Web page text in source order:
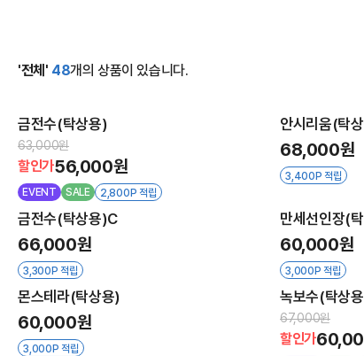
'전체' 48개의 상품이 있습니다.
금전수(탁상용)
63,000원
할인가56,000원
EVENT SALE 2,800P 적립
안시리움(탁
68,000원
3,400P 적립
금전수(탁상용)C
66,000원
3,300P 적립
만세선인장(
60,000원
3,000P 적립
몬스테라(탁상용)
60,000원
3,000P 적립
녹보수(탁상
67,000원
할인가